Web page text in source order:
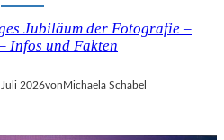
Jubiläum der Fotografie –
Infos und Fakten
Juli 2026von Michaela Schabel